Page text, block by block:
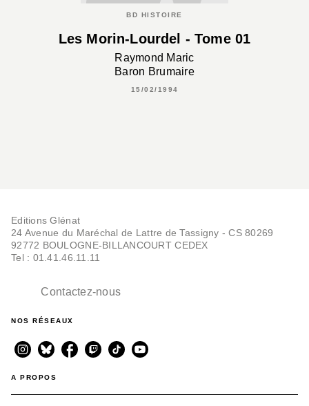
BD HISTOIRE
Les Morin-Lourdel - Tome 01
Raymond Maric
Baron Brumaire
15/02/1994
Editions Glénat
24 Avenue du Maréchal de Lattre de Tassigny - CS 80269
92772 BOULOGNE-BILLANCOURT CEDEX
Tel : 01.41.46.11.11
Contactez-nous
NOS RÉSEAUX
A PROPOS